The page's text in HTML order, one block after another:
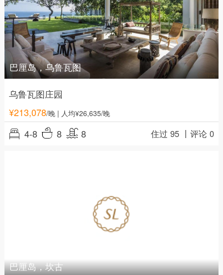
巴厘岛，乌鲁瓦图
乌鲁瓦图庄园
¥213,078/晚| 人均¥26,635/晚
4-8 8 8 住过 95 丨评论 0
巴厘岛，坎古